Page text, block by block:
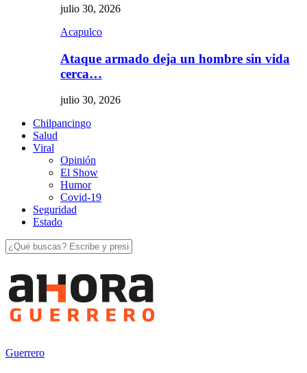
julio 30, 2026
Acapulco
Ataque armado deja un hombre sin vida
cerca…
julio 30, 2026
Chilpancingo
Salud
Viral
Opinión
El Show
Humor
Covid-19
Seguridad
Estado
Guerrero